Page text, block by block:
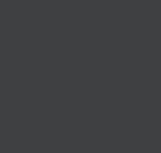
Handy
in unsere Welt des